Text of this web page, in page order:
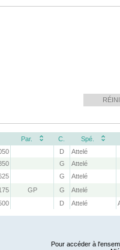
Par. C. Spé.
D Attelé
G Attelé
G Attelé
GP G Attelé
D Attelé
Pour accéder à